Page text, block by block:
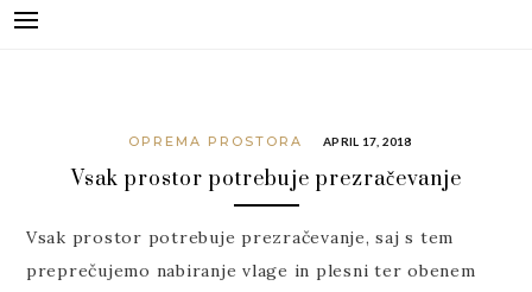
OPREMA PROSTORA APRIL 17, 2018
Vsak prostor potrebuje prezračevanje
Vsak prostor potrebuje prezračevanje, saj s tem
preprečujemo nabiranje vlage in plesni ter obenem